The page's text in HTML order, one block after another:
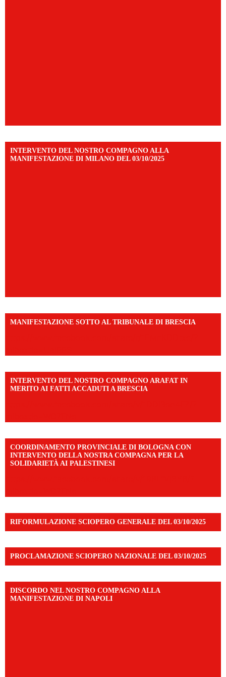
INTERVENTO DEL NOSTRO COMPAGNO ALLA
MANIFESTAZIONE DI MILANO DEL 03/10/2025
MANIFESTAZIONE SOTTO AL TRIBUNALE DI BRESCIA
INTERVENTO DEL NOSTRO COMPAGNO ARAFAT IN
MERITO AI FATTI ACCADUTI A BRESCIA
COORDINAMENTO PROVINCIALE DI BOLOGNA CON
INTERVENTO DELLA NOSTRA COMPAGNA PER LA
SOLIDARIETÀ AI PALESTINESI
RIFORMULAZIONE SCIOPERO GENERALE DEL 03/10/2025
PROCLAMAZIONE SCIOPERO NAZIONALE DEL 03/10/2025
DISCORDO NEL NOSTRO COMPAGNO ALLA
MANIFESTAZIONE DI NAPOLI